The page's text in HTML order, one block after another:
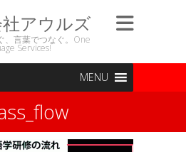
アウルズ
、言葉でつなぐ。One
Services!
MENU